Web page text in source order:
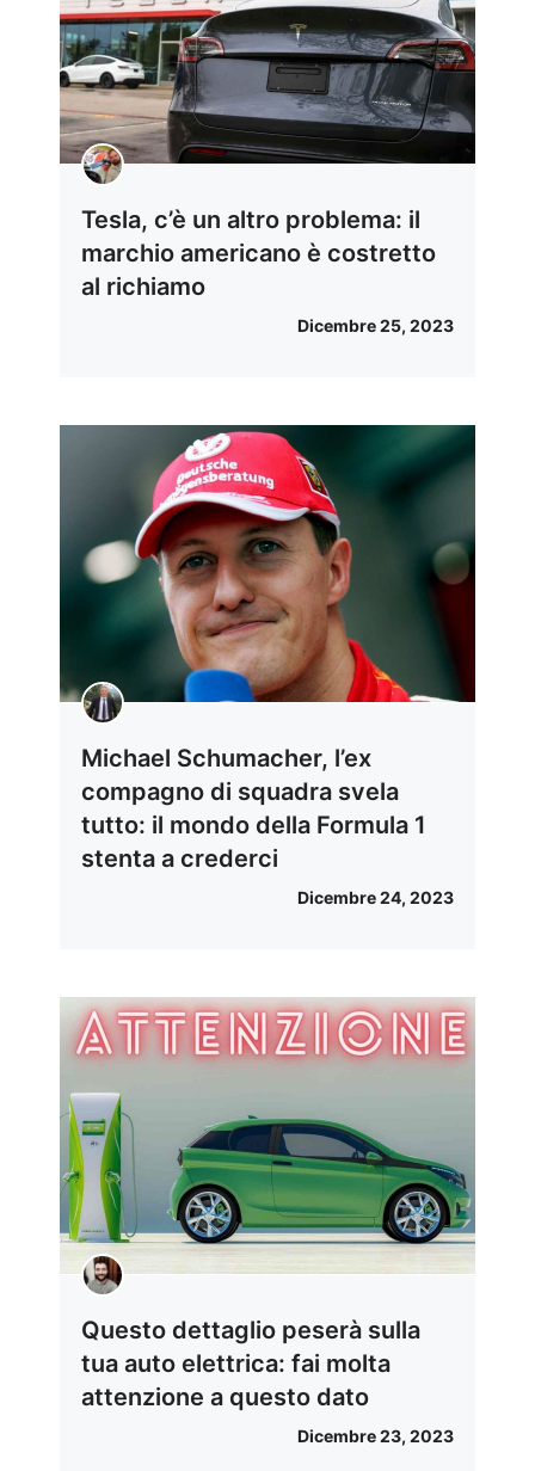
Tesla, c’è un altro problema: il
marchio americano è costretto
al richiamo
Dicembre 25, 2023
Michael Schumacher, l’ex
compagno di squadra svela
tutto: il mondo della Formula 1
stenta a crederci
Dicembre 24, 2023
Questo dettaglio peserà sulla
tua auto elettrica: fai molta
attenzione a questo dato
Dicembre 23, 2023